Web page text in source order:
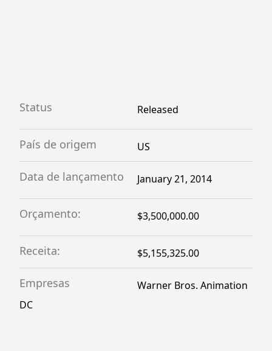
Status Released
País de origem US
Data de lançamento January 21, 2014
Orçamento: $3,500,000.00
Receita: $5,155,325.00
Empresas
Warner Bros. Animation
DC